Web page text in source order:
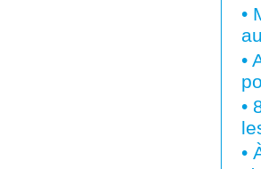
•
•
•
•